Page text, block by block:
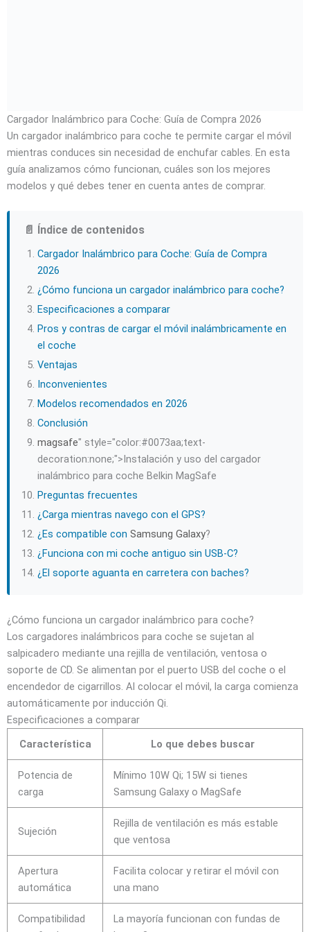
Cargador Inalámbrico para Coche: Guía de Compra 2026
Un cargador inalámbrico para coche te permite cargar el móvil
mientras conduces sin necesidad de enchufar cables. En esta
guía analizamos cómo funcionan, cuáles son los mejores
modelos y qué debes tener en cuenta antes de comprar.
📄 Índice de contenidos
Cargador Inalámbrico para Coche: Guía de Compra
2026
¿Cómo funciona un cargador inalámbrico para coche?
Especificaciones a comparar
Pros y contras de cargar el móvil inalámbricamente en
el coche
Ventajas
Inconvenientes
Modelos recomendados en 2026
Conclusión
magsafe" style="color:#0073aa;text-
decoration:none;">Instalación y uso del cargador
inalámbrico para coche Belkin MagSafe
Preguntas frecuentes
¿Carga mientras navego con el GPS?
¿Es compatible con Samsung Galaxy?
¿Funciona con mi coche antiguo sin USB-C?
¿El soporte aguanta en carretera con baches?
¿Cómo funciona un cargador inalámbrico para coche?
Los cargadores inalámbricos para coche se sujetan al
salpicadero mediante una rejilla de ventilación, ventosa o
soporte de CD. Se alimentan por el puerto USB del coche o el
encendedor de cigarrillos. Al colocar el móvil, la carga comienza
automáticamente por inducción Qi.
Especificaciones a comparar
Característica
Lo que debes buscar
Potencia de
carga
Mínimo 10W Qi; 15W si tienes
Samsung Galaxy o MagSafe
Sujeción
Rejilla de ventilación es más estable
que ventosa
Apertura
automática
Facilita colocar y retirar el móvil con
una mano
Compatibilidad
La mayoría funcionan con fundas de